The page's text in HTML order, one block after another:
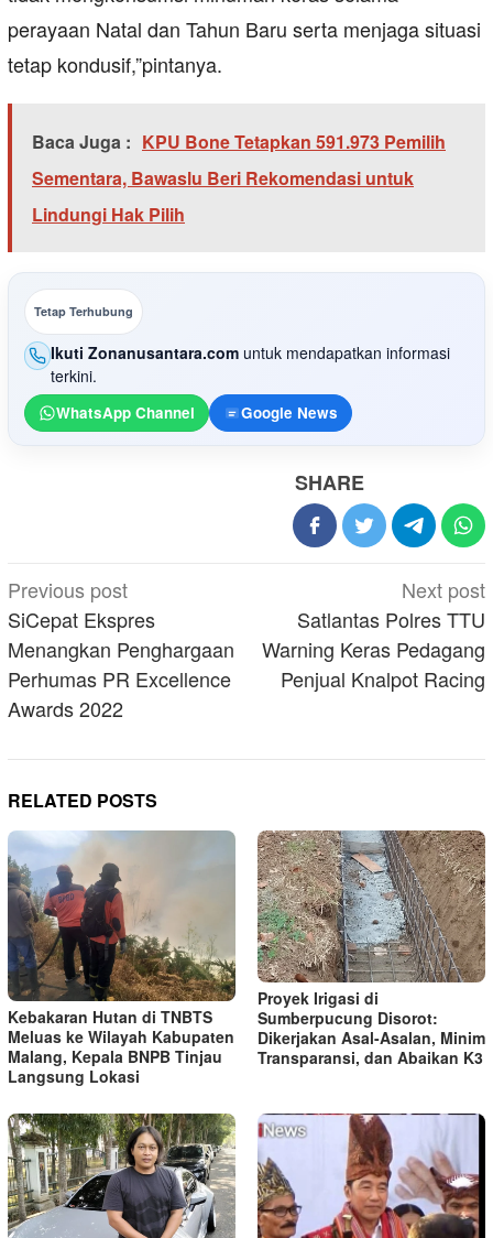
perayaan Natal dan Tahun Baru serta menjaga situasi
tetap kondusif,”pintanya.
Baca Juga : KPU Bone Tetapkan 591.973 Pemilih
Sementara, Bawaslu Beri Rekomendasi untuk
Lindungi Hak Pilih
Tetap Terhubung
Ikuti Zonanusantara.com untuk mendapatkan informasi
terkini.
WhatsApp Channel Google News
SHARE
Post
navigation
Previous post
SiCepat Ekspres
Menangkan Penghargaan
Perhumas PR Excellence
Awards 2022
Next post
Satlantas Polres TTU
Warning Keras Pedagang
Penjual Knalpot Racing
RELATED POSTS
Kebakaran Hutan di TNBTS
Meluas ke Wilayah Kabupaten
Malang, Kepala BNPB Tinjau
Langsung Lokasi
Proyek Irigasi di
Sumberpucung Disorot:
Dikerjakan Asal-Asalan, Minim
Transparansi, dan Abaikan K3